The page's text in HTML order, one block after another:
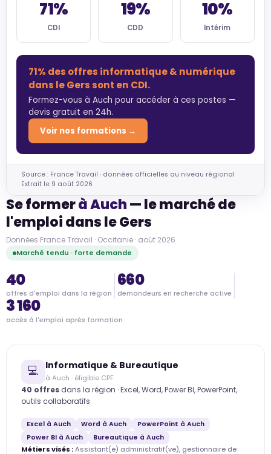
71%
CDI
19%
CDD
10%
Intérim
71% des offres informatique & numérique
dans le Gers sont en CDI.
Formez-vous à Auch pour accéder à ces postes —
devis gratuit en 24h.
Voir nos formations →
Source : France Travail · données officielles au niveau régional
Extrait le 9 août 2026
Se formerà Auch— le marché de
l'emploi dans le Gers
Données France Travail · Occitanie · août 2026
Marché tendu · forte demande
40
offres d'emploi dans la région
660
demandeurs en recherche active
3 160
accès à l'emploi après formation
💻 Informatique & Bureautique
à Auch · éligible CPF
40 offres dans la région · Excel, Word, Power BI, PowerPoint,
outils collaboratifs
Excel à Auch Word à Auch
PowerPoint à Auch
Power BI à Auch
Bureautique à Auch
Métiers visés :Assistant(e) administratif(ve), gestionnaire de